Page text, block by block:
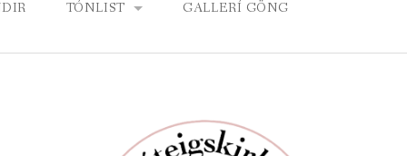
TÓNLIST
KORDÍA, KÓR HÁTEIGSKIRKJU
ORGEL HÁTEIGSKIRKJU
GALLERÍ GÖNG